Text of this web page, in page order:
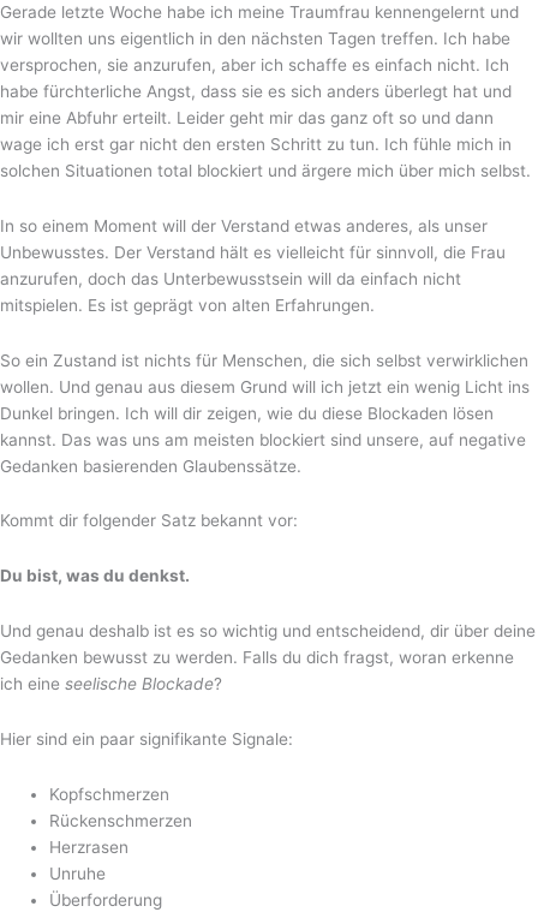
Gerade letzte Woche habe ich meine Traumfrau kennengelernt und
wir wollten uns eigentlich in den nächsten Tagen treffen. Ich habe
versprochen, sie anzurufen, aber ich schaffe es einfach nicht. Ich
habe fürchterliche Angst, dass sie es sich anders überlegt hat und
mir eine Abfuhr erteilt. Leider geht mir das ganz oft so und dann
wage ich erst gar nicht den ersten Schritt zu tun. Ich fühle mich in
solchen Situationen total blockiert und ärgere mich über mich selbst.
In so einem Moment will der Verstand etwas anderes, als unser
Unbewusstes. Der Verstand hält es vielleicht für sinnvoll, die Frau
anzurufen, doch das Unterbewusstsein will da einfach nicht
mitspielen. Es ist geprägt von alten Erfahrungen.
So ein Zustand ist nichts für Menschen, die sich selbst verwirklichen
wollen. Und genau aus diesem Grund will ich jetzt ein wenig Licht ins
Dunkel bringen. Ich will dir zeigen, wie du diese Blockaden lösen
kannst. Das was uns am meisten blockiert sind unsere, auf negative
Gedanken basierenden Glaubenssätze.
Kommt dir folgender Satz bekannt vor:
Du bist, was du denkst.
Und genau deshalb ist es so wichtig und entscheidend, dir über deine
Gedanken bewusst zu werden. Falls du dich fragst, woran erkenne
ich eine seelische Blockade?
Hier sind ein paar signifikante Signale:
Kopfschmerzen
Rückenschmerzen
Herzrasen
Unruhe
Überforderung